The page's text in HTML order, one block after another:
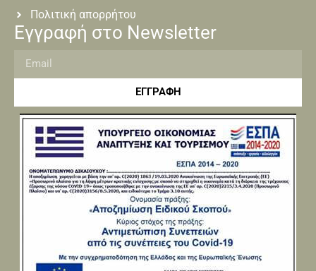
Πολιτική απορρήτου
Εγγραφή στο Newsletter
ΕΓΓΡΑΦΗ